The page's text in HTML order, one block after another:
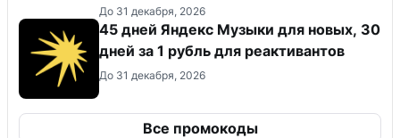
До 31 декабря, 2026
45 дней Яндекс Музыки для новых, 30
дней за 1 рубль для реактивантов
До 31 декабря, 2026
Все промокоды